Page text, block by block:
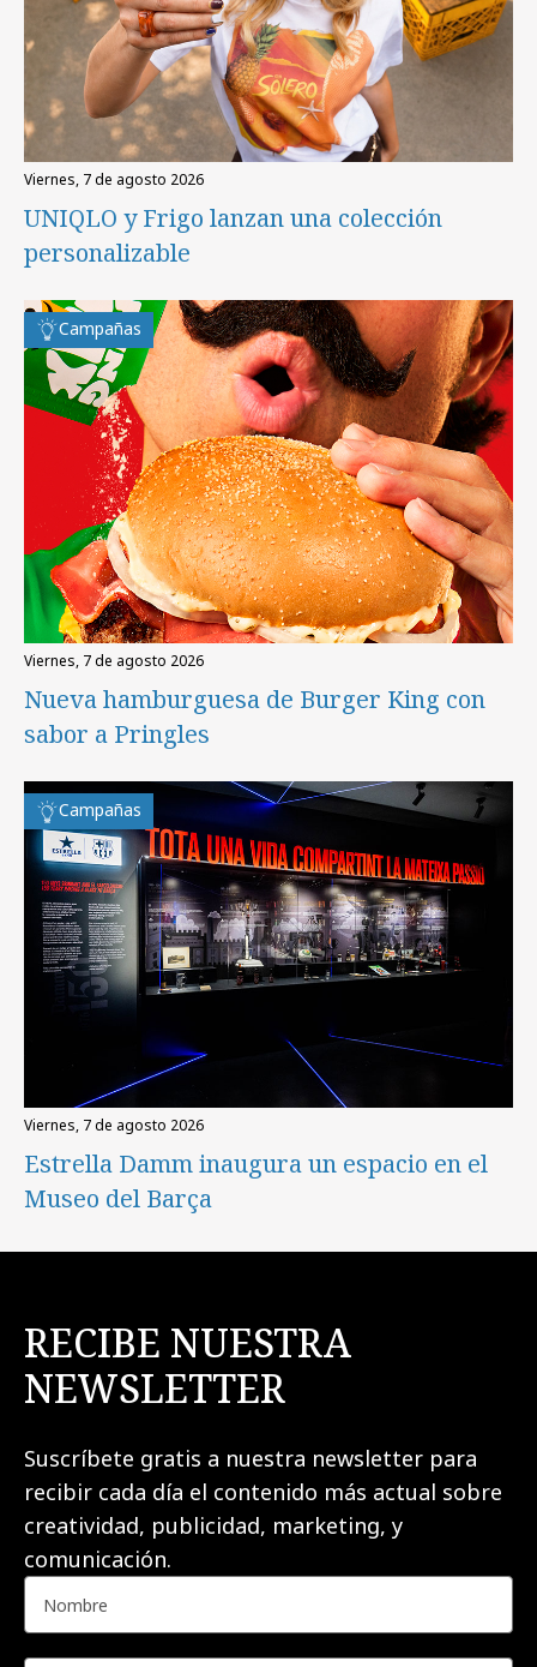
viernes, 7 de agosto 2026
UNIQLO y Frigo lanzan una colección
personalizable
Campañas
viernes, 7 de agosto 2026
Nueva hamburguesa de Burger King con
sabor a Pringles
Campañas
viernes, 7 de agosto 2026
Estrella Damm inaugura un espacio en el
Museo del Barça
RECIBE NUESTRA
NEWSLETTER
Suscríbete gratis a nuestra newsletter para
recibir cada día el contenido más actual sobre
creatividad, publicidad, marketing, y
comunicación.